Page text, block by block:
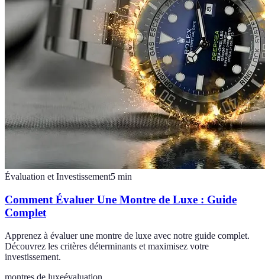
Évaluation et Investissement5 min
Comment Évaluer Une Montre de Luxe : Guide
Complet
Apprenez à évaluer une montre de luxe avec notre guide complet.
Découvrez les critères déterminants et maximisez votre
investissement.
montres de luxeévaluation